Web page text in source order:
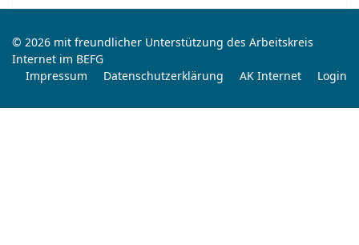
© 2026 mit freundlicher Unterstützung des Arbeitskreis
Internet im BEFG
Impressum
Datenschutzerklärung AK Internet Login